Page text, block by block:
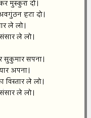
मुस्कुरा दो।
हटा दो।
ले लो।
ले लो।
सपना।
अपना।
विस्तार ले लो।
ले लो।